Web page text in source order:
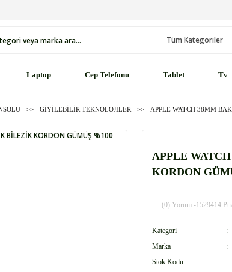
Laptop Cep Telefonu Tablet Tv
GİYİLEBİLİR TEKNOLOJİLER APPLE WATCH 38MM
APPLE
KORDON
(0) Yorum -1529414
Kategori
Marka
Stok Kodu